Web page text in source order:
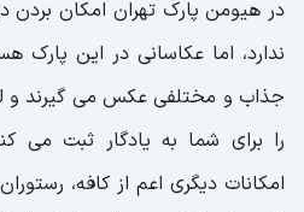
در هیومن پارک تهران امکان
ندارد، اما عکاسانی در این پارک
جذاب و مختلفی عکس می گیرند و
را برای شما به یادگار ثبت می
امکانات دیگری اعم از کافه،